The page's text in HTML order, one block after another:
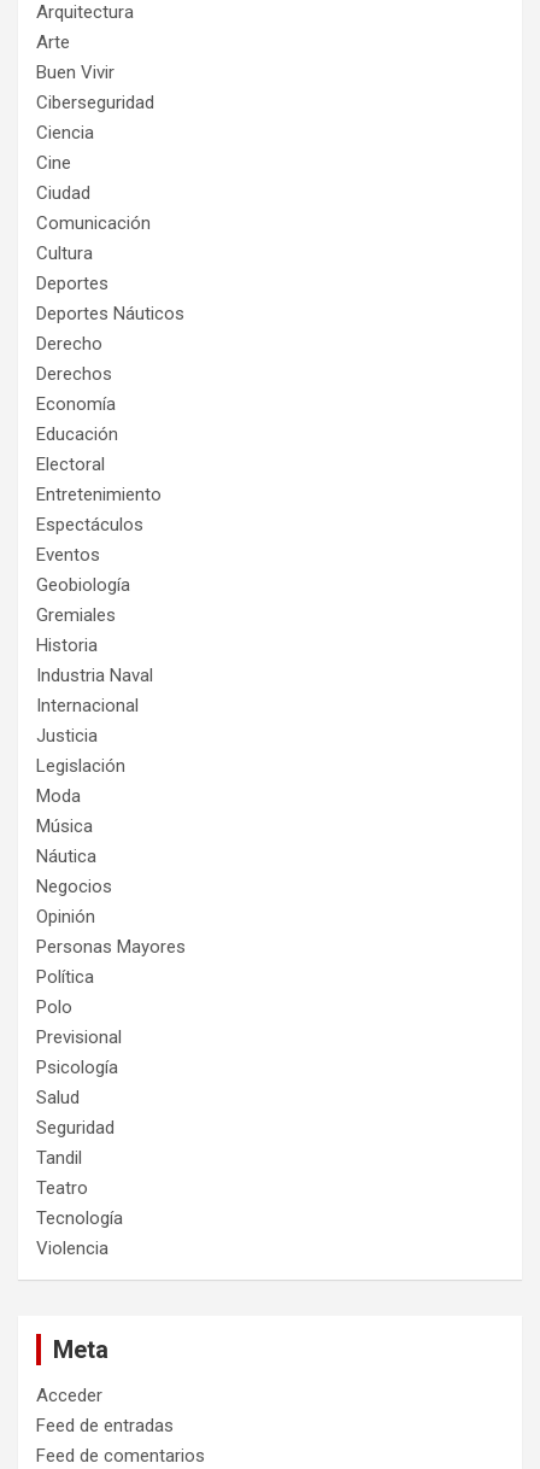
Arquitectura
Arte
Buen Vivir
Ciberseguridad
Ciencia
Cine
Ciudad
Comunicación
Cultura
Deportes
Deportes Náuticos
Derecho
Derechos
Economía
Educación
Electoral
Entretenimiento
Espectáculos
Eventos
Geobiología
Gremiales
Historia
Industria Naval
Internacional
Justicia
Legislación
Moda
Música
Náutica
Negocios
Opinión
Personas Mayores
Política
Polo
Previsional
Psicología
Salud
Seguridad
Tandil
Teatro
Tecnología
Violencia
Meta
Acceder
Feed de entradas
Feed de comentarios